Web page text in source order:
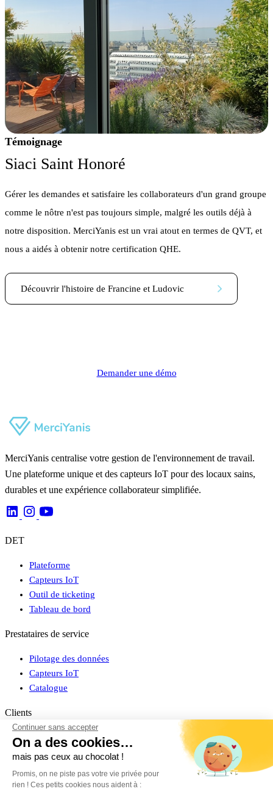
Témoignage
Siaci Saint Honoré
Gérer les demandes et satisfaire les collaborateurs d'un grand groupe
comme le nôtre n'est pas toujours simple, malgré les outils déjà à
notre disposition. MerciYanis est un vrai atout en termes de QVT, et
nous a aidés à obtenir notre certification QHE.
Découvrir l'histoire de Francine et Ludovic
Demander une démo
MerciYanis centralise votre gestion de l'environnement de travail.
Une plateforme unique et des capteurs IoT pour des locaux sains,
durables et une expérience collaborateur simplifiée.
DET
Plateforme
Capteurs IoT
Outil de ticketing
Tableau de bord
Prestataires de service
Pilotage des données
Capteurs IoT
Catalogue
Clients
Connexion espace client
À propos
Continuer sans accepter
On a des cookies…
mais pas ceux au chocolat !
Promis, on ne piste pas votre vie privée pour
rien ! Ces petits cookies nous aident à :